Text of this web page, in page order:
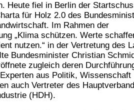
Heute fiel in Berlin der
für Holz 2.0 des
Im Rahmen der
„Klima schützen. Werte
nutzen.“ in der Vertretung des
Bundesminister Christian
zugleich deren
aus Politik, Wissenschaft
auch Vertreter des
(HDH).